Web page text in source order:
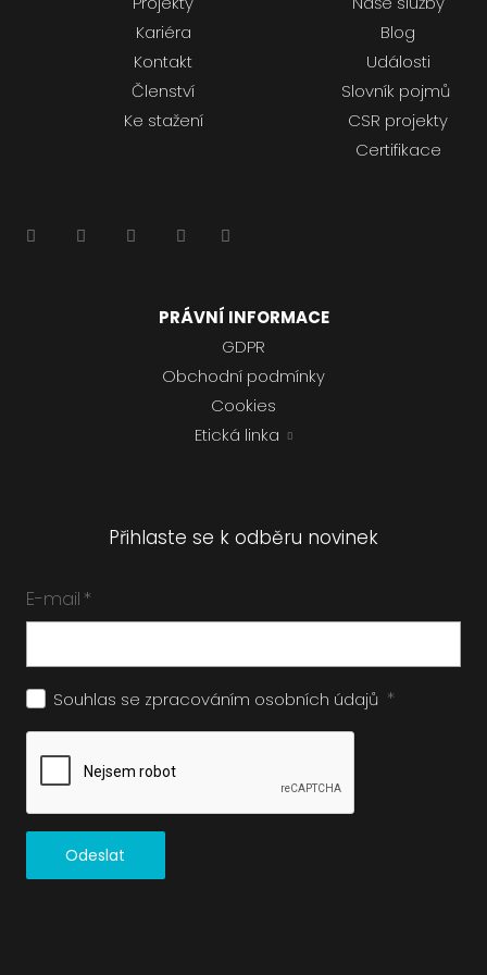
Kariéra
Kontakt
Členství
Ke stažení
Blog
Události
Slovník pojmů
CSR projekty
Certifikace
PRÁVNÍ INFORMACE
GDPR
Obchodní podmínky
Cookies
Etická linka
Přihlaste se k odběru novinek
E-mail *
Souhlas se zpracováním osobních údajů *
Odeslat